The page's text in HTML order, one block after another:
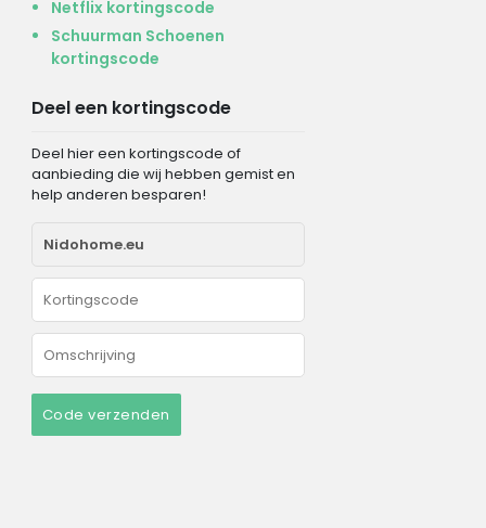
Netflix kortingscode
Schuurman Schoenen
kortingscode
Deel een kortingscode
Deel hier een kortingscode of
aanbieding die wij hebben gemist en
help anderen besparen!
Code verzenden